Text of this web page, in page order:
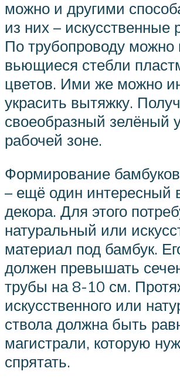
можно и другими
из них – искусственные
По трубопроводу можно
вьющиеся стебли
цветов. Ими же можно
украсить вытяжку.
своеобразный зелёный
рабочей зоне.
Формирование
– ещё один интересный
декора. Для этого
натуральный или
материал под бамбук.
должен превышать
трубы на 8-10 см.
искусственного или
ствола должна быть
магистрали, которую
спрятать.